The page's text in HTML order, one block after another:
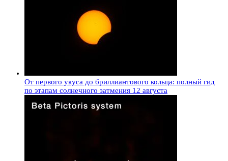
От первого укуса до бриллиантового кольца: полный гид
по этапам солнечного затмения 12 августа